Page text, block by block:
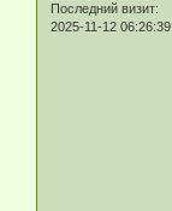
Последний визит:
2025-11-12 06:26:39